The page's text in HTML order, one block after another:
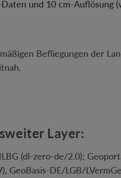
und 10 cm-Auflösung
Befliegungen der
Layer:
(dl-zero-de/2.0);
GeoBasis-DE/LGB/